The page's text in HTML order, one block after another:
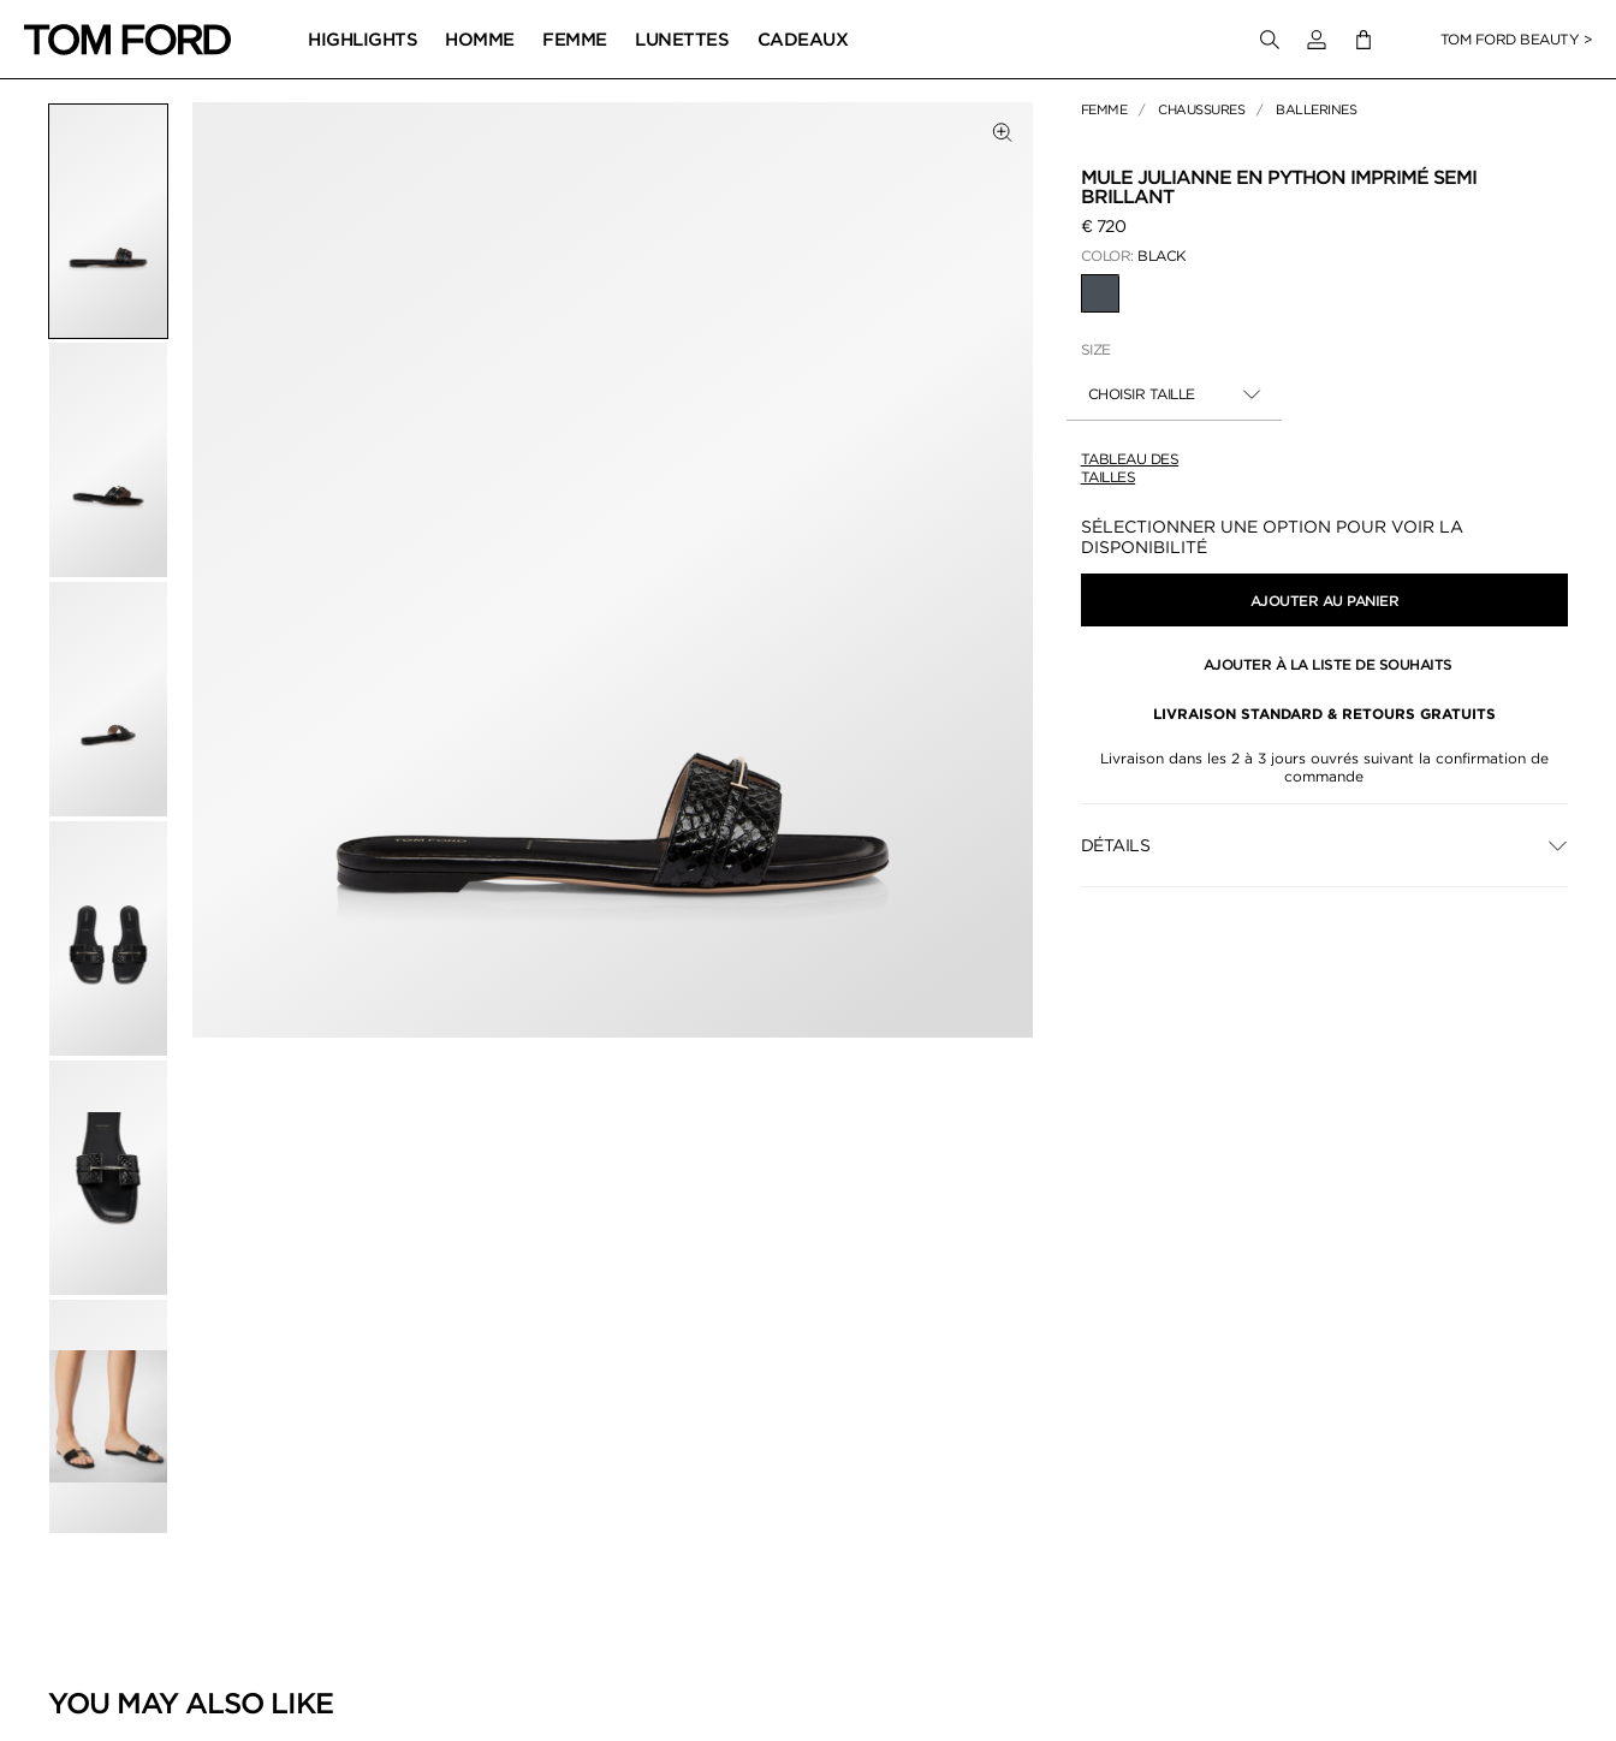
HIGHLIGHTS HOMME FEMME LUNETTES CADEAUX Connectez-vous à votre compte
TOM FORD BEAUTY >
FEMME CHAUSSURES BALLERINES
MULE JULIANNE EN PYTHON IMPRIMÉ SEMI
BRILLANT
€ 720
COLOR: BLACK
SIZE
CHOISIR TAILLE
TABLEAU DES
TAILLES
Disponibilité:
SÉLECTIONNER UNE OPTION POUR VOIR LA
DISPONIBILITÉ
AJOUTER AU PANIER
AJOUTER À LA LISTE DE SOUHAITS
LIVRAISON STANDARD & RETOURS GRATUITS
Livraison dans les 2 à 3 jours ouvrés suivant la confirmation de
commande
DÉTAILS
YOU MAY ALSO LIKE